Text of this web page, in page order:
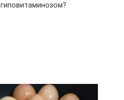
гиповитаминозом?